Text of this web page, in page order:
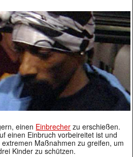
einen Einbrecher zu erschießen.
einen Einbruch vorbeireitet ist und
Maßnahmen zu greifen, um
Kinder zu schützen.